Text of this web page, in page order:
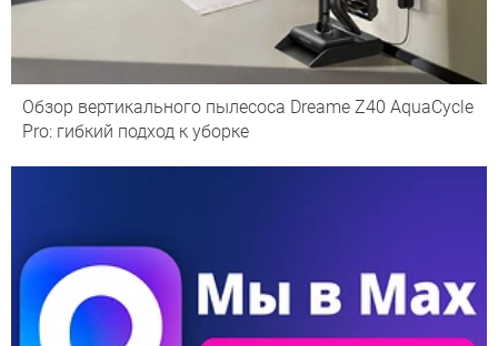
Обзор вертикального пылесоса Dreame Z40 AquaCycle
Pro: гибкий подход к уборке